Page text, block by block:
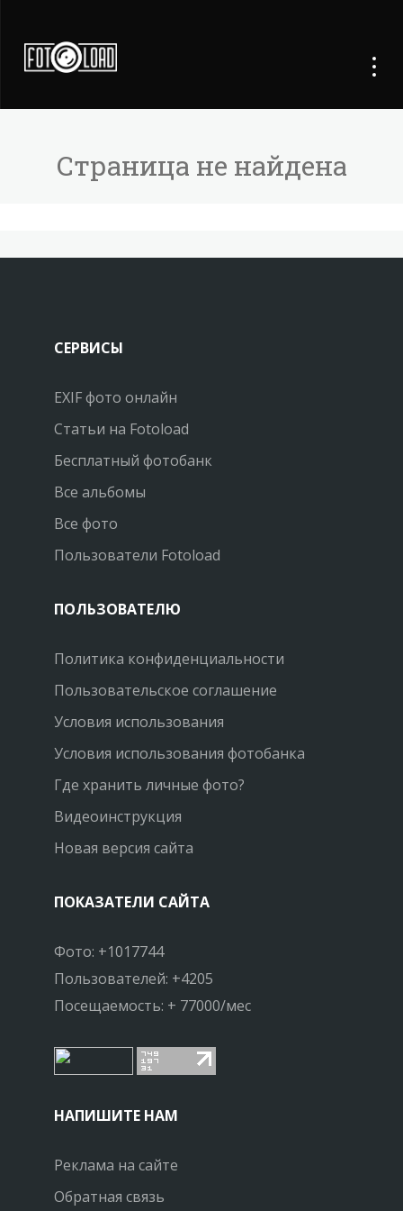
Страница не найдена
СЕРВИСЫ
EXIF фото онлайн
Статьи на Fotoload
Бесплатный фотобанк
Все альбомы
Все фото
Пользователи Fotoload
ПОЛЬЗОВАТЕЛЮ
Политика конфиденциальности
Пользовательское соглашение
Условия использования
Условия использования фотобанка
Где хранить личные фото?
Видеоинструкция
Новая версия сайта
ПОКАЗАТЕЛИ САЙТА
Фото: +1017744
Пользователей: +4205
Посещаемость: + 77000/мес
НАПИШИТЕ НАМ
Реклама на сайте
Обратная связь